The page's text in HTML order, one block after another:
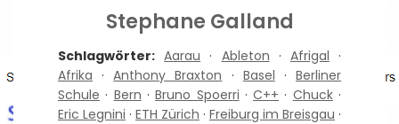
Stephane Galland
Schlagwörter: Aarau · Ableton · Afrigal ·
Afrika ·Anthony Braxton · Basel ·Berliner
Schule · Bern ·Bruno Spoerri ·C++ · Chuck·
Eric Legnini · ETH Zürich · Freiburg im Breisgau ·